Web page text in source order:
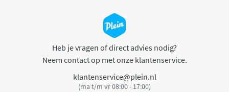
Heb je vragen of direct advies nodig?
Neem contact op met onze klantenservice.
klantenservice@plein.nl
(ma t/m vr 08:00 - 17:00)